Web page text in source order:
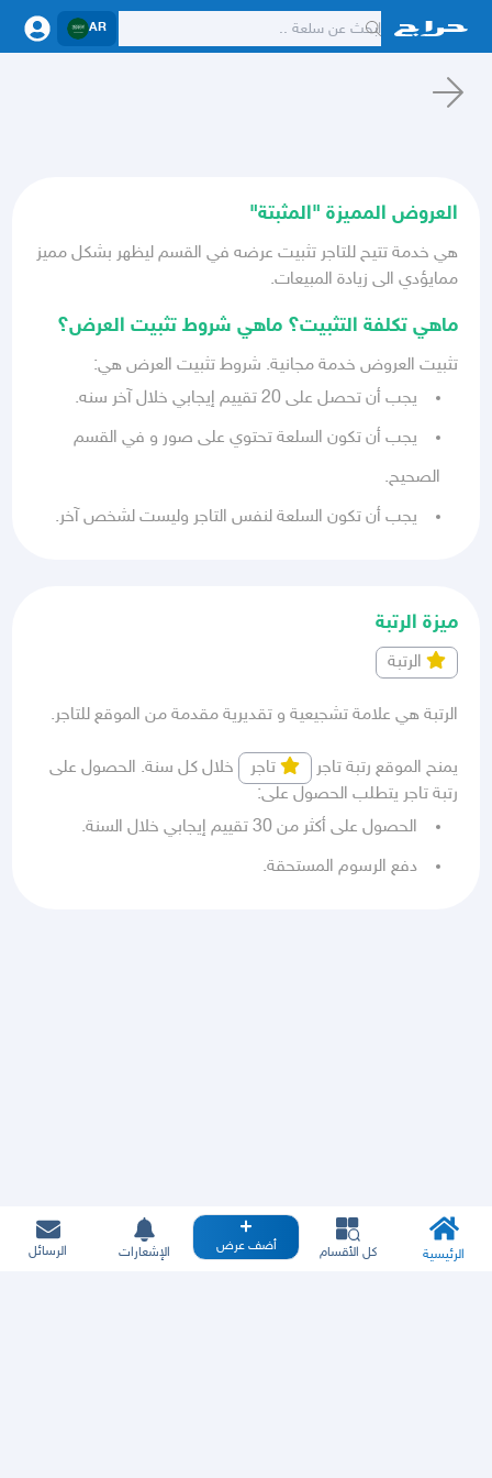
AR
العروض المميزة "المثبتة"
هي خدمة تتيح للتاجر تثبيت عرضه في القسم ليظهر بشكل مميز
ممايؤدي الى زيادة المبيعات.
ماهي تكلفة التثبيت؟ ماهي شروط تثبيت العرض؟
تثبيت العروض خدمة مجانية. شروط تثبيت العرض هي:
يجب أن تحصل على 20 تقييم إيجابي خلال آخر سنه.
يجب أن تكون السلعة تحتوي على صور و في القسم
الصحيح.
يجب أن تكون السلعة لنفس التاجر وليست لشخص آخر.
ميزة الرتبة
الرتبة
الرتبة هي علامة تشجيعية و تقديرية مقدمة من الموقع للتاجر.
يمنح الموقع رتبة تاجر تاجر
خلال كل سنة. الحصول على
رتبة تاجر يتطلب الحصول على:
الحصول على أكثر من 30 تقييم إيجابي خلال السنة.
دفع الرسوم المستحقة.
الرئيسية كل الأقسام أضف عرض الإشعارات الرسائل